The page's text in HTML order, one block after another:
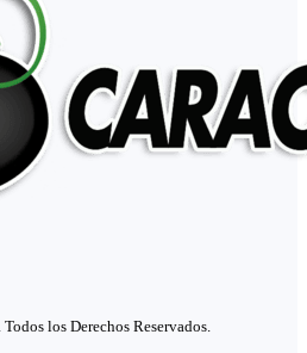
los Derechos Reservados.